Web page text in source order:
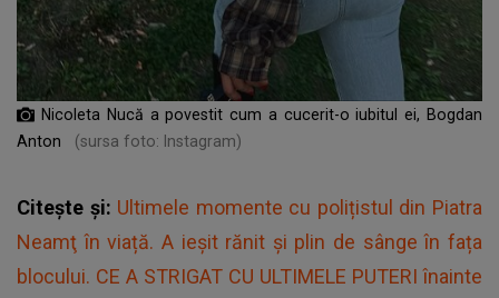
Nicoleta Nucă a povestit cum a cucerit-o iubitul ei, Bogdan
Anton
(sursa foto: Instagram)
Citește și: Ultimele momente cu polițistul din Piatra
Neamţ în viață. A ieșit rănit și plin de sânge în fața
blocului. CE A STRIGAT CU ULTIMELE PUTERI înainte